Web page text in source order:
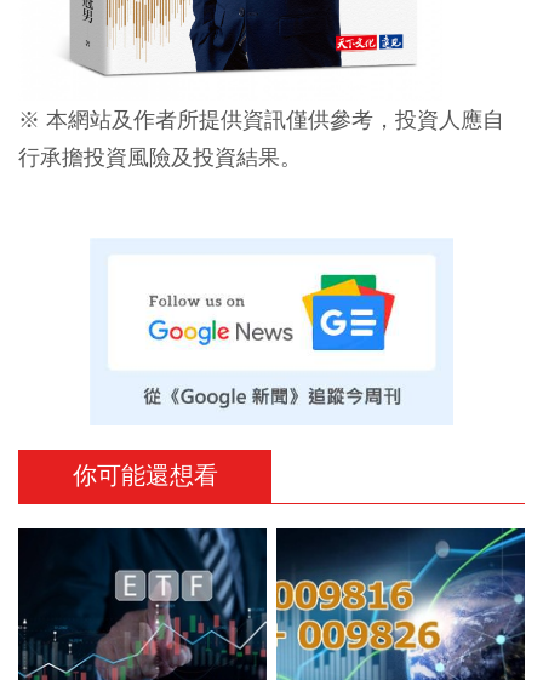
※ 本網站及作者所提供資訊僅供參考，投資人應自
行承擔投資風險及投資結果。
你可能還想看